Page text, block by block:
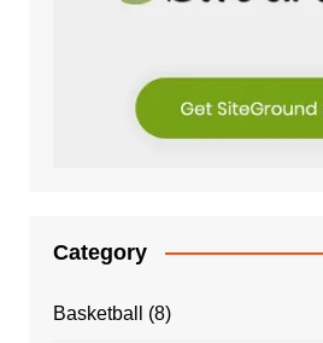
Category
Basketball (8)